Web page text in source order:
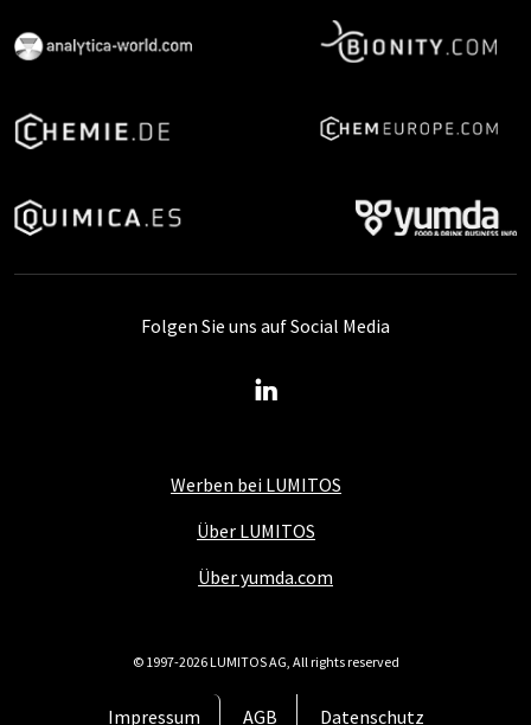
Werben bei LUMITOS
Über LUMITOS
Über yumda.com
Impressum AGB Datenschutz
Folgen Sie uns auf Social Media
© 1997-2026 LUMITOS AG, All rights reserved